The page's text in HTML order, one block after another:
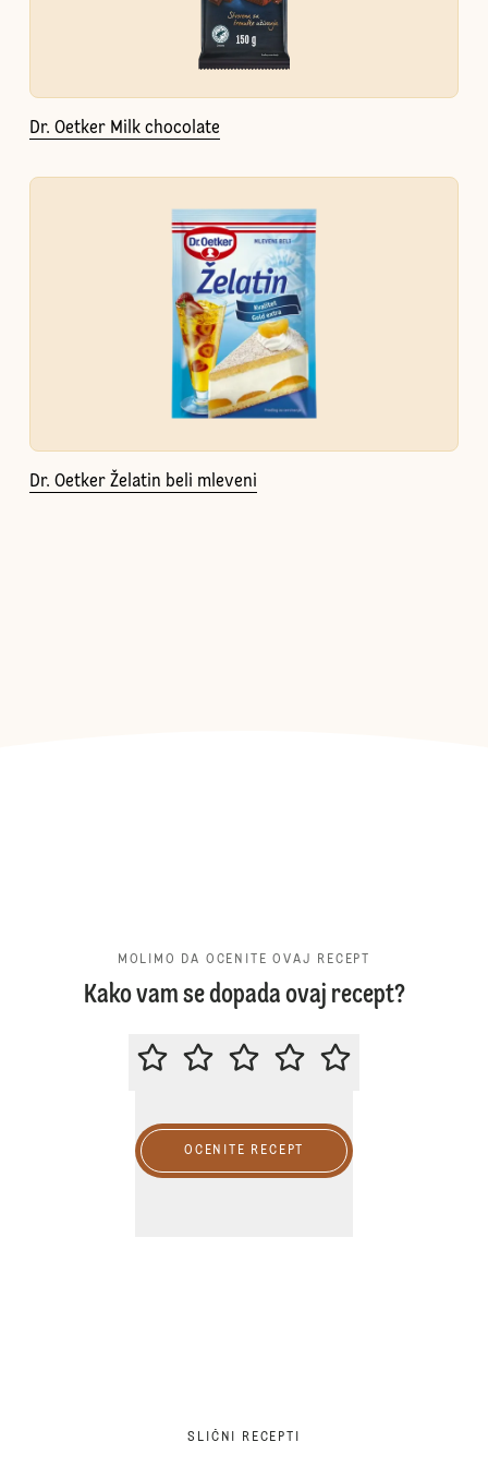
Dr. Oetker Milk chocolate
Dr. Oetker Želatin beli mleveni
MOLIMO DA OCENITE OVAJ RECEPT
Kako vam se dopada ovaj recept?
MOLIMO DA OCENITE OVAJ
OCENITE RECEPT
SLIČNI RECEPTI